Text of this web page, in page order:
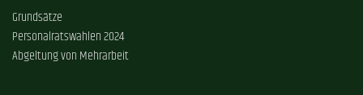
Grundsätze
Personalratswahlen 2024
Abgeltung von Mehrarbeit